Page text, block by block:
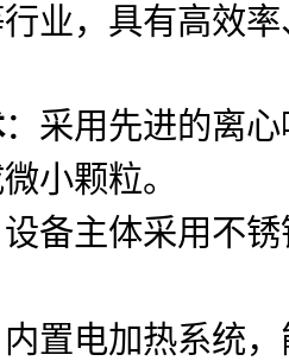
业，具有高效
：采用先进的离
小颗粒。
设备主体采用不
置电加热系统